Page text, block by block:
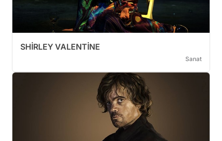
SHİRLEY VALENTİNE
Sanat